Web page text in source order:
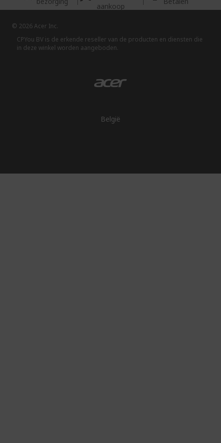
aankoop
© 2026 Acer Inc.
CPYou BV is de erkende reseller van de producten en diensten die
in deze winkel worden aangeboden.
België